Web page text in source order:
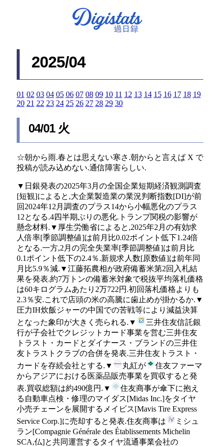
2025/04
01 02 03 04 05 06 07 08 09 10 11 12 13 14 15 16 17 18 19
20 21 22 23 24 25 26 27 28 29 30
04/01 火
☆朝から雨.春とは思えない寒さ.朝からと言えば X で
投稿が読み込めない.通信障害らしい.
▼日銀発表の2025年3月の全国企業短期経済観測調査
[短観]によると,大企業製造業の業況判断指数[DI]が前
回2024年12月調査のプラス14から小幅悪化のプラス
12となる.4四半期ぶりの悪化.トランプ関税の影響が
懸念材料.▼厚生労働省によると,2025年2月の有効求
人倍率[季節調整値]は前月比0.02ポイント低下1.24倍
となる.一方,2月の完全失業率[季節調整値]は前月比
0.1ポイント低下の2.4％.新規求人数[原数値]は前年同
月比5.9％減.▼江藤拓農相が政府備蓄米第2回入札結
果を発表.約7万トンの備蓄米対象で税抜平均落札価格
は60キログラムあたり2万722円.初回落札価格よりも
2.3％安.これで店頭の米の高騰に歯止めが掛かるか.▼
圧力IH炊飯ジャーの中国での苦戦等により減益決算
となった象印が大きく売られる.▼
三井住友信託銀
行が子会社でクレジットカード事業を営む三井住友
トラスト・カードとダイナース・ブランドの三井住
友トラストクラブの合併を発表.三井住友トラスト・
カードを存続会社とする.▼
丸紅が
住友ファーマ
からアジアにおける医薬品販売事業を買収すると発
表.買収総額は約490億円.▼
住友商事が傘下に抱え
る自動車点検・修理のマイダス[Midas Inc.]をタイヤ
小売チェーンを展開するメイビス[Mavis Tire Express
Service Corp.]に売却すると発表.住友商事は
ミシュ
ラン[Compagnie Générale des Établissements Michelin
SCA,仏]と共同運営するタイヤ流通事業会社の